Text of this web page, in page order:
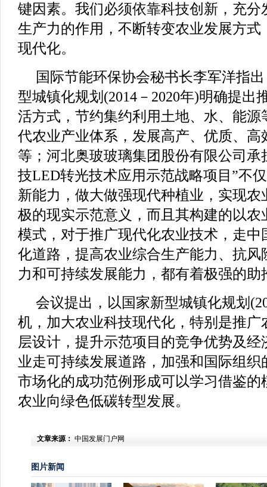
键因素。我们必须依靠科技创新，充分
生产力的作用，不断转变农业发展方式
现代化。
国际节能环保协会秘书长李军洋指
型城镇化规划(2014－2020年)明确提出
活方式，节约集约利用土地、水、能源
代农业产业体系，发展高产、优质、高
等；河北奥玻玻璃集团股份有限公司承
技LED转光技术应用示范战略项目”不
新能力，做大做强现代种植业，实现
极的现实示范意义，而且其构建的以农
模式，对于推广现代化农业技术，走中
化道路，提高农业综合生产能力、抗风
力和可持续发展能力，都有着极强的
会议提出，以国家新型城镇化规划
机，加大农业科技现代化，特别是推广
层设计，提升示范项目的竞争优势及
业走可持续发展道路，加强和国际组
市场化的成功范例形成可以学习借鉴的
农业向绿色低碳转型发展。
文章来源： 中国发展门户网